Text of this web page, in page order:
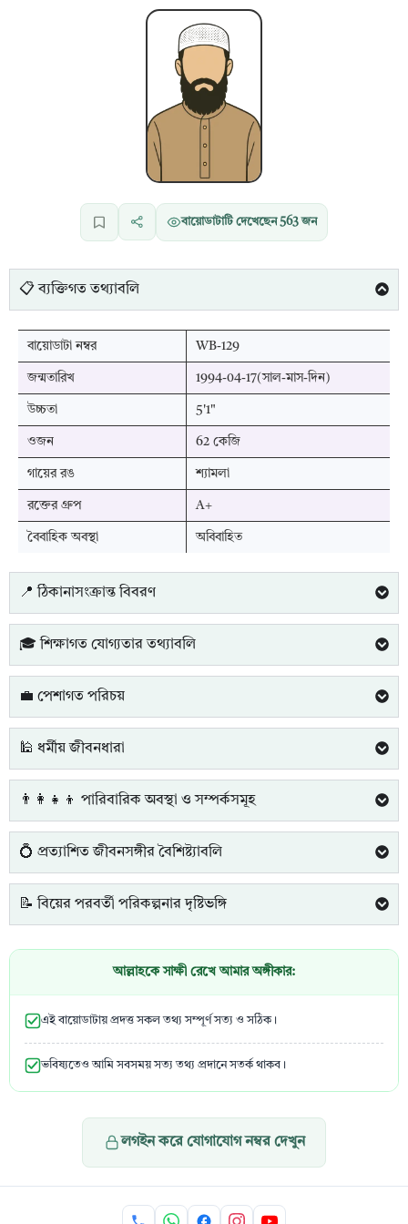
বায়োডাটাটি দেখেছেন563জন
📋 ব্যক্তিগত তথ্যাবলি
বায়োডাটা নম্বর WB-129
জন্মতারিখ 1994-04-17(সাল-মাস-দিন)
উচ্চতা 5'1"
ওজন 62 কেজি
গায়ের রঙ শ্যামলা
রক্তের গ্রুপ A+
বৈবাহিক অবস্থা অবিবাহিত
📍 ঠিকানাসংক্রান্ত বিবরণ
🎓 শিক্ষাগত যোগ্যতার তথ্যাবলি
💼 পেশাগত পরিচয়
🕌 ধর্মীয় জীবনধারা
👨‍👩‍👧‍👦 পারিবারিক অবস্থা ও সম্পর্কসমূহ
💍 প্রত্যাশিত জীবনসঙ্গীর বৈশিষ্ট্যাবলি
📝 বিয়ের পরবর্তী পরিকল্পনার দৃষ্টিভঙ্গি
আল্লাহকে সাক্ষী রেখে আমার অঙ্গীকার:
এই বায়োডাটায় প্রদত্ত সকল তথ্য সম্পূর্ণ সত্য ও সঠিক।
ভবিষ্যতেও আমি সবসময় সত্য তথ্য প্রদানে সতর্ক থাকব।
লগইন করে যোগাযোগ নম্বর দেখুন